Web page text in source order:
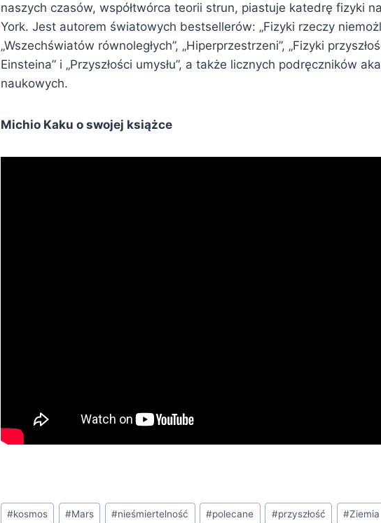
naszych czasów, współtwórca teorii strun, piastuje katedrę fizyki
York. Jest autorem światowych bestsellerów: „Fizyki rzeczy
„Wszechświatów równoległych”, „Hiperprzestrzeni”, „Fizyki
Einsteina” i „Przyszłości umysłu”, a także licznych podręczników
naukowych.
Michio Kaku o swojej książce
Tagi
#kosmos #Mars #nieśmiertelność #polecane #przyszłość #Ziemia